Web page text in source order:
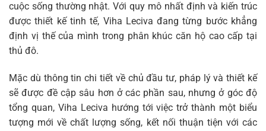
cuộc sống thường nhật. Với quy mô nhất định và kiến trúc
được thiết kế tinh tế, Viha Leciva đang từng bước khẳng
định vị thế của mình trong phân khúc căn hộ cao cấp tại
thủ đô.
Mặc dù thông tin chi tiết về chủ đầu tư, pháp lý và thiết kế
sẽ được đề cập sâu hơn ở các phần sau, nhưng ở góc độ
tổng quan, Viha Leciva hướng tới việc trở thành một biểu
tượng mới về chất lượng sống, kết nối thuận tiện với các